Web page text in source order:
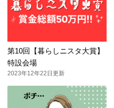
第10回【暮らしニスタ大賞】
特設会場
2023年12年22日更新